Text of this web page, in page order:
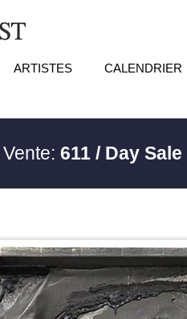
ARTISTES CALENDRIER
Vente:611 / Day Sale